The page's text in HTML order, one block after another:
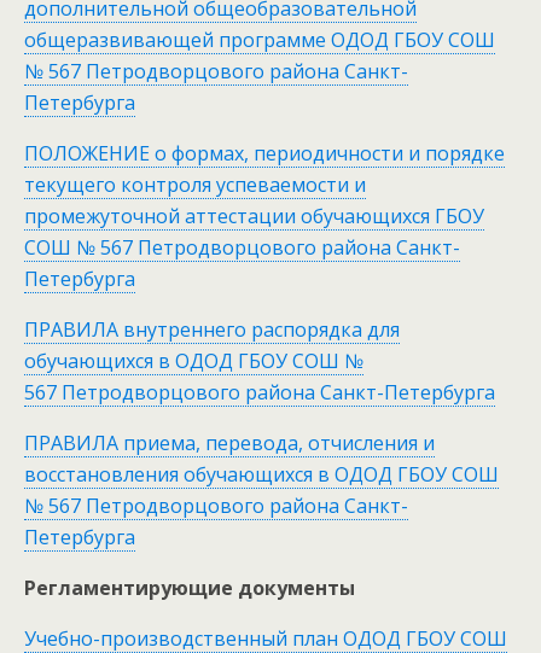
дополнительной общеобразовательной
общеразвивающей программе ОДОД ГБОУ СОШ
№ 567 Петродворцового района Санкт-
Петербурга
ПОЛОЖЕНИЕ о формах, периодичности и порядке
текущего контроля успеваемости и
промежуточной аттестации обучающихся ГБОУ
СОШ № 567 Петродворцового района Санкт-
Петербурга
ПРАВИЛА внутреннего распорядка для
обучающихся в ОДОД ГБОУ СОШ №
567 Петродворцового района Санкт-Петербурга
ПРАВИЛА приема, перевода, отчисления и
восстановления обучающихся в ОДОД ГБОУ СОШ
№ 567 Петродворцового района Санкт-
Петербурга
Регламентирующие документы
Учебно-производственный план ОДОД ГБОУ СОШ